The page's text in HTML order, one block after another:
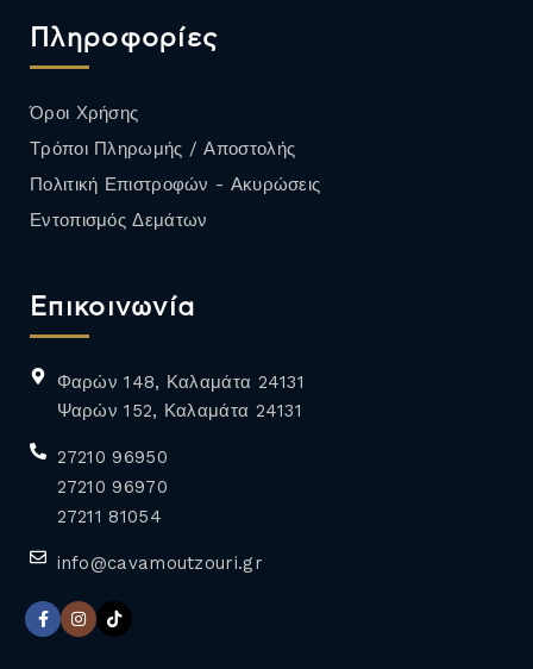
Πληροφορίες
Όροι Χρήσης
Τρόποι Πληρωμής / Αποστολής
Πολιτική Επιστροφών - Ακυρώσεις
Εντοπισμός Δεμάτων
Επικοινωνία
Φαρών 148, Καλαμάτα 24131
Ψαρών 152, Καλαμάτα 24131
27210 96950
27210 96970
27211 81054
info@cavamoutzouri.gr